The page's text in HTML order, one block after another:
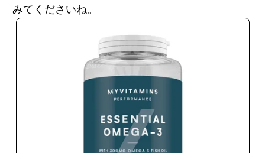
みてくださいね。